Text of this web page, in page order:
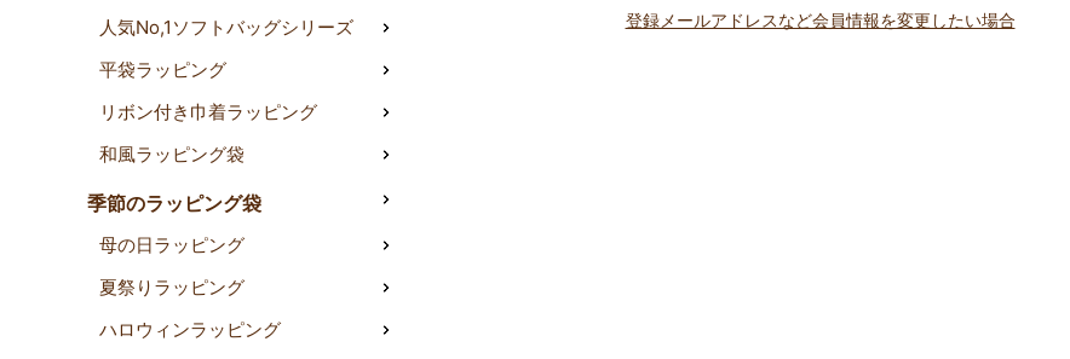
人気No,1ソフトバッグシリーズ
平袋ラッピング
リボン付き巾着ラッピング
和風ラッピング袋
季節のラッピング袋
母の日ラッピング
夏祭りラッピング
ハロウィンラッピング
登録メールアドレスなど会員情報を変更したい場合